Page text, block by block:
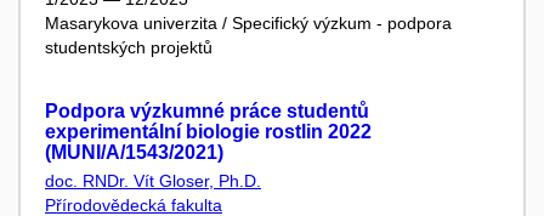
Masarykova univerzita / Specifický výzkum - podpora
studentských projektů
Podpora výzkumné práce studentů
experimentální biologie rostlin 2022
(MUNI/A/1543/2021)
doc. RNDr. Vít Gloser, Ph.D.
Přírodovědecká fakulta